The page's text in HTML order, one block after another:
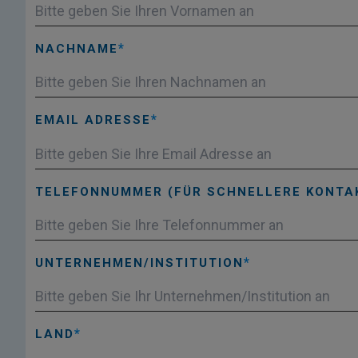
NACHNAME
EMAIL ADRESSE
TELEFONNUMMER (FÜR SCHNELLERE
UNTERNEHMEN/INSTITUTION
LAND